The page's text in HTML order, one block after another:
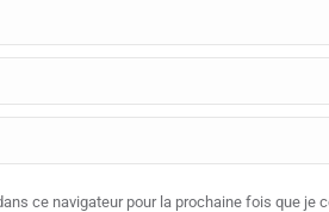
ce navigateur pour la prochaine fois que je